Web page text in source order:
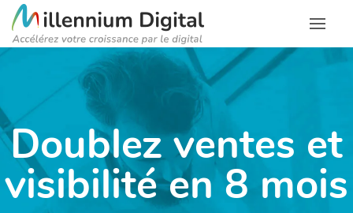
Doublez ventes et
visibilité en 8 mois